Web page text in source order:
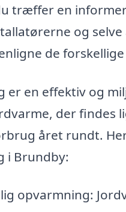
træffer en
og
de
er en effektiv og
der findes
året rundt.
i Brundby:
opvarmning: